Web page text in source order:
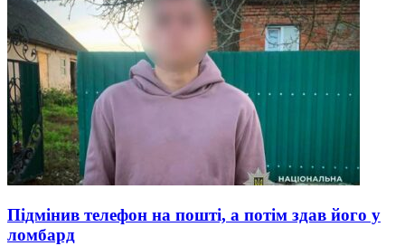
Підмінив телефон на пошті, а потім здав його у
ломбард